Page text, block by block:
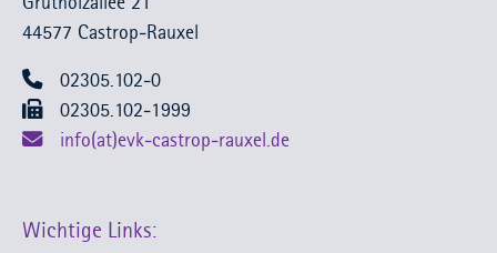
Grutholzallee 21
44577 Castrop-Rauxel
02305.102-0
02305.102-1999
info(at)evk-castrop-rauxel.de
Wichtige Links: